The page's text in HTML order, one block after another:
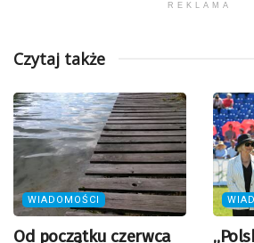
REKLAMA
Czytaj także
WIADOMOŚCI
Od początku czerwca